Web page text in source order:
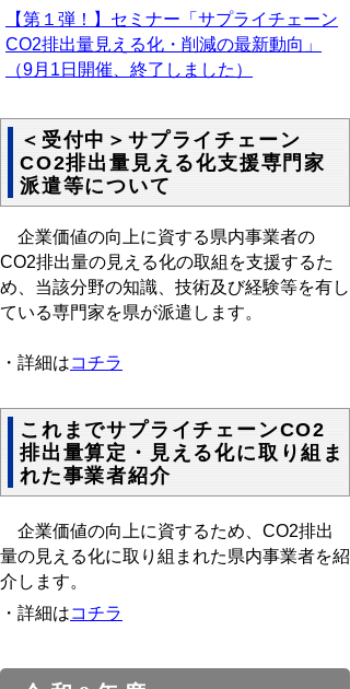
【第１弾！】セミナー「サプライチェーン
CO2排出量見える化・削減の最新動向」
（9月1日開催、終了しました）
＜受付中＞サプライチェーン
CO2排出量見える化支援専門家
派遣等について
企業価値の向上に資する県内事業者の
CO2排出量の見える化の取組を支援するた
め、当該分野の知識、技術及び経験等を有し
ている専門家を県が派遣します。
・詳細はコチラ
これまでサプライチェーンCO2
排出量算定・見える化に取り組ま
れた事業者紹介
企業価値の向上に資するため、CO2排出
量の見える化に取り組まれた県内事業者を紹
介 します。
・詳細はコチラ